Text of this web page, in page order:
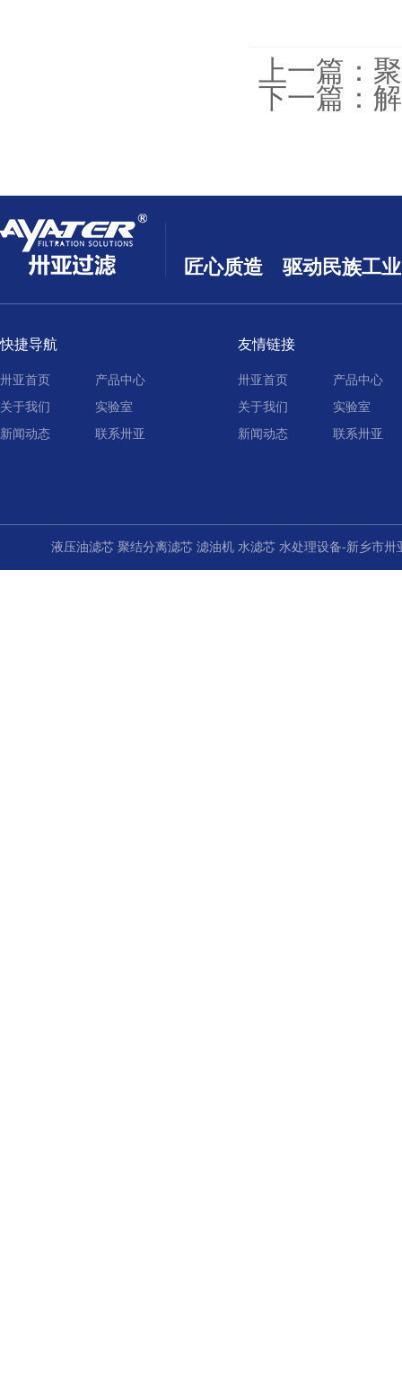
上一篇：
下一篇：
匠心质造 驱动民族工业
快捷导航
卅亚首页
产品中心
关于我们
实验室
新闻动态
联系卅亚
友情链接
卅亚首页
产品中心
关于我们
实验室
新闻动态
联系卅亚
液压油滤芯 聚结分离滤芯 滤油机 水滤芯 水处理设备-新乡